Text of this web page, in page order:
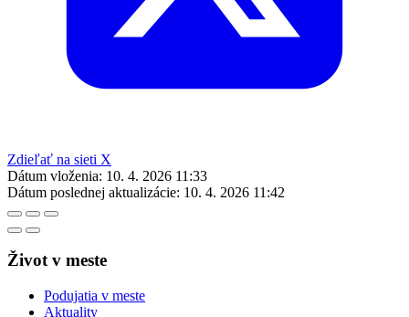
Zdieľať na sieti X
Dátum vloženia: 10. 4. 2026 11:33
Dátum poslednej aktualizácie: 10. 4. 2026 11:42
Život v meste
Podujatia v meste
Aktuality